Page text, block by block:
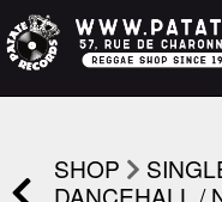
SHOP
DANCEHALL /